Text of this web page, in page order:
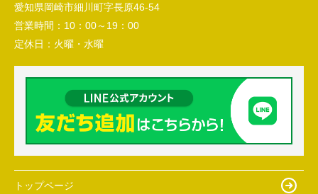
愛知県岡崎市細川町字長原46-54
営業時間： 10：00～19：00
定休日： 火曜・水曜
トップページ